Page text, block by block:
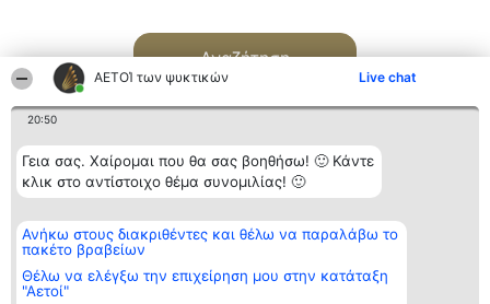
ΑΕΤΟΊ των ψυκτικών Live chat
20:50
Γεια σας. Χαίρομαι που θα σας βοηθήσω! 🙂 Κάντε
κλικ στο αντίστοιχο θέμα συνομιλίας! 🙂
Ανήκω στους διακριθέντες και θέλω να παραλάβω το
πακέτο βραβείων
Θέλω να ελέγξω την επιχείρηση μου στην κατάταξη
"Αετοί"
Αναζήτηση
Διοργανωτής της
κατάταξης
BEAUTIFUL COMPANY
ΤΗΛ. ΕΠΙΚΟΙΝΩΝΙΑΣ:
2104128019
Κατάταξη
Διακριθέντες
των
διακριθέντων
Επικοινωνία
Επικοινωνία